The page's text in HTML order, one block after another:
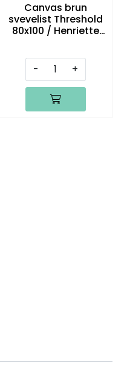
Canvas brun
svevelist Threshold
80x100 / Henriette
-
+